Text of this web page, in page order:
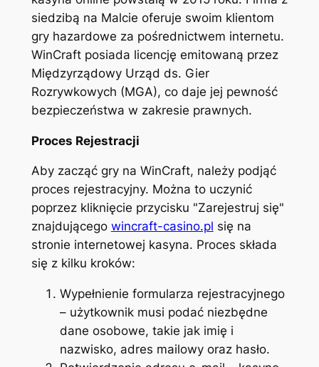
siedzibą na Malcie oferuje swoim klientom
gry hazardowe za pośrednictwem internetu.
WinCraft posiada licencję emitowaną przez
Międzyrządowy Urząd ds. Gier
Rozrywkowych (MGA), co daje jej pewność
bezpieczeństwa w zakresie prawnych.
Proces Rejestracji
Aby zacząć gry na WinCraft, należy podjąć
proces rejestracyjny. Można to uczynić
poprzez kliknięcie przycisku "Zarejestruj się"
znajdującego wincraft-casino.pl się na
stronie internetowej kasyna. Proces składa
się z kilku kroków:
Wypełnienie formularza rejestracyjnego
– użytkownik musi podać niezbędne
dane osobowe, takie jak imię i
nazwisko, adres mailowy oraz hasło.